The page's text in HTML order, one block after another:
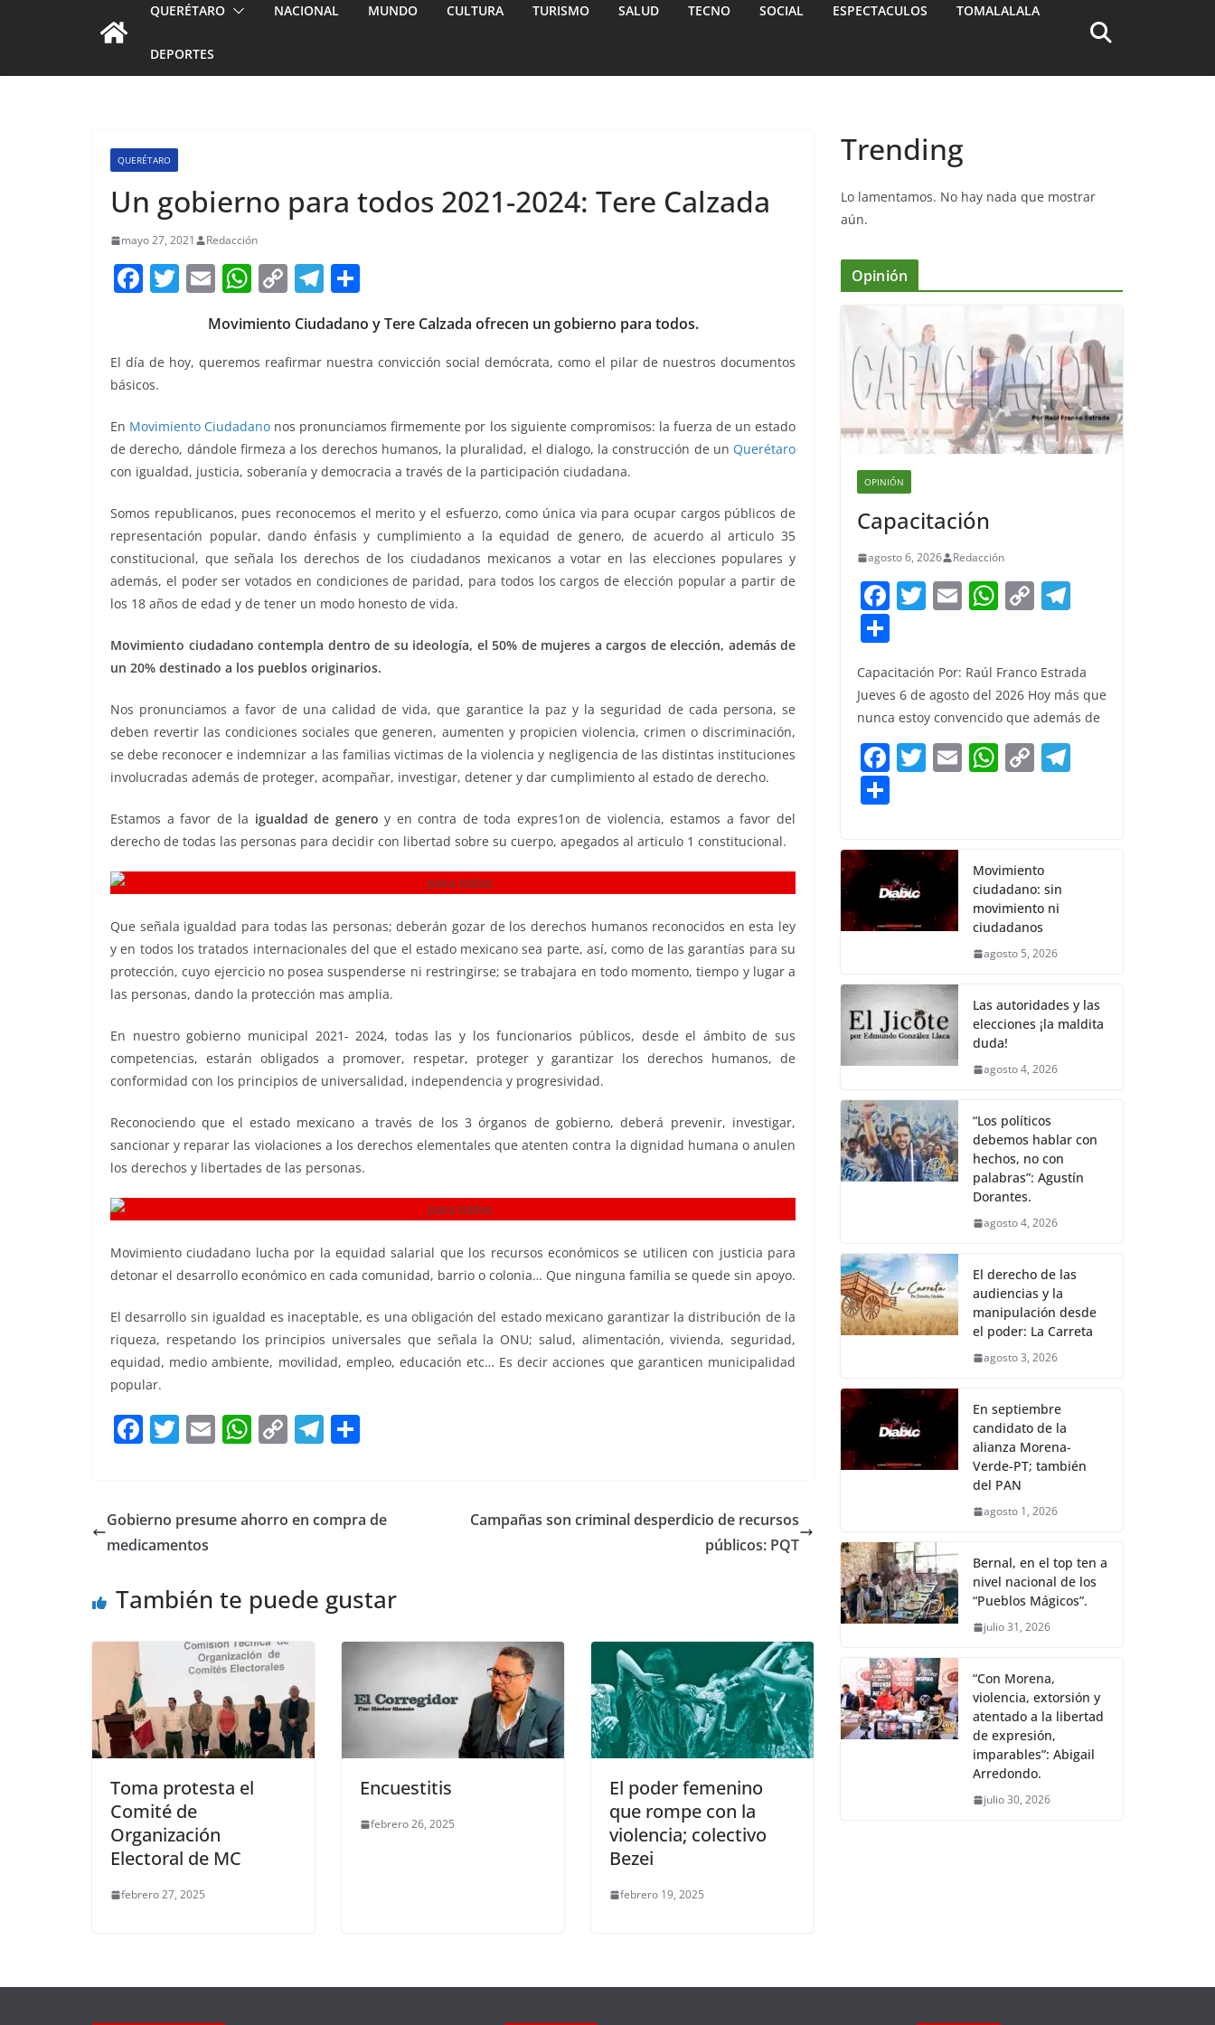
QUERÉTARO NACIONAL MUNDO CULTURA TURISMO SALUD TECNO SOCIAL ESPECTACULOS TOMALALALA
DEPORTES
QUERÉTARO
Un gobierno para todos 2021-2024: Tere Calzada
mayo 27, 2021 Redacción
F
e
b
o
o
k
T
er
E
ai
l
W
at
s
p
p
C
p
y
n
k
T
el
e
gr
m
ar
e
Movimiento Ciudadano y Tere Calzada ofrecen un gobierno para todos.
El día de hoy, queremos reafirmar nuestra convicción social demócrata, como el pilar de nuestros documentos
básicos.
En Movimiento Ciudadano nos pronunciamos firmemente por los siguiente compromisos: la fuerza de un estado
de derecho, dándole firmeza a los derechos humanos, la pluralidad, el dialogo, la construcción de un Querétaro
con igualdad, justicia, soberanía y democracia a través de la participación ciudadana.
Somos republicanos, pues reconocemos el merito y el esfuerzo, como única via para ocupar cargos públicos de
representación popular, dando énfasis y cumplimiento a la equidad de genero, de acuerdo al articulo 35
constitucional, que señala los derechos de los ciudadanos mexicanos a votar en las elecciones populares y
además, el poder ser votados en condiciones de paridad, para todos los cargos de elección popular a partir de
los 18 años de edad y de tener un modo honesto de vida.
Movimiento ciudadano contempla dentro de su ideología, el 50% de mujeres a cargos de elección, además de
un 20% destinado a los pueblos originarios.
Nos pronunciamos a favor de una calidad de vida, que garantice la paz y la seguridad de cada persona, se
deben revertir las condiciones sociales que generen, aumenten y propicien violencia, crimen o discriminación,
se debe reconocer e indemnizar a las familias victimas de la violencia y negligencia de las distintas instituciones
involucradas además de proteger, acompañar, investigar, detener y dar cumplimiento al estado de derecho.
Estamos a favor de la igualdad de genero y en contra de toda expres1on de violencia, estamos a favor del
derecho de todas las personas para decidir con libertad sobre su cuerpo, apegados al articulo 1 constitucional.
Que señala igualdad para todas las personas; deberán gozar de los derechos humanos reconocidos en esta ley
y en todos los tratados internacionales del que el estado mexicano sea parte, así, como de las garantías para su
protección, cuyo ejercicio no posea suspenderse ni restringirse; se trabajara en todo momento, tiempo y lugar a
las personas, dando la protección mas amplia.
En nuestro gobierno municipal 2021- 2024, todas las y los funcionarios públicos, desde el ámbito de sus
competencias, estarán obligados a promover, respetar, proteger y garantizar los derechos humanos, de
conformidad con los principios de universalidad, independencia y progresividad.
Reconociendo que el estado mexicano a través de los 3 órganos de gobierno, deberá prevenir, investigar,
sancionar y reparar las violaciones a los derechos elementales que atenten contra la dignidad humana o anulen
los derechos y libertades de las personas.
Movimiento ciudadano lucha por la equidad salarial que los recursos económicos se utilicen con justicia para
detonar el desarrollo económico en cada comunidad, barrio o colonia… Que ninguna familia se quede sin apoyo.
El desarrollo sin igualdad es inaceptable, es una obligación del estado mexicano garantizar la distribución de la
riqueza, respetando los principios universales que señala la ONU; salud, alimentación, vivienda, seguridad,
equidad, medio ambiente, movilidad, empleo, educación etc… Es decir acciones que garanticen municipalidad
popular.
F
e
b
o
k
T
er
E
l
W
s
p
C
y
k
T
gr e
Gobierno presume ahorro en compra de
medicamentos
Campañas son criminal desperdicio de recursos
públicos: PQT
También te puede gustar
Toma protesta el
Comité de
Organización
Electoral de MC
febrero 27, 2025
Encuestitis
febrero 26, 2025
El poder femenino
que rompe con la
violencia; colectivo
Bezei
febrero 19, 2025
Trending
Lo lamentamos. No hay nada que mostrar
aún.
Opinión
OPINIÓN
Capacitación
agosto 6, 2026 Redacción
F
e
b
o
o
T
er
E
l
W
s
A
p
p
C
y
Li
n
k
gr
a
h
ar
e
Capacitación Por: Raúl Franco Estrada
Jueves 6 de agosto del 2026 Hoy más que
nunca estoy convencido que además de
F
e
b
o
o
T
er
E W
A
p
p
C
Li
n
k
ar
e
Movimiento
ciudadano: sin
movimiento ni
ciudadanos
agosto 5, 2026
Las autoridades y las
elecciones ¡la maldita
duda!
agosto 4, 2026
“Los políticos
debemos hablar con
hechos, no con
palabras”: Agustín
Dorantes.
agosto 4, 2026
El derecho de las
audiencias y la
manipulación desde
el poder: La Carreta
agosto 3, 2026
En septiembre
candidato de la
alianza Morena-
Verde-PT; también
del PAN
agosto 1, 2026
Bernal, en el top ten a
nivel nacional de los
“Pueblos Mágicos”.
julio 31, 2026
“Con Morena,
violencia, extorsión y
atentado a la libertad
de expresión,
imparables”: Abigail
Arredondo.
julio 30, 2026